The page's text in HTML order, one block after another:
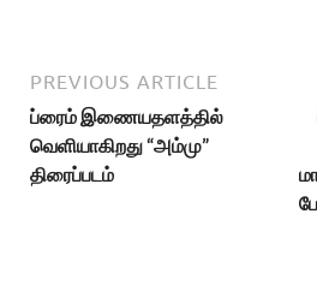
PREVIOUS ARTICLE
ப்ரைம் இணையதளத்தில்
வெளியாகிறது “அம்மு”
திரைப்படம்